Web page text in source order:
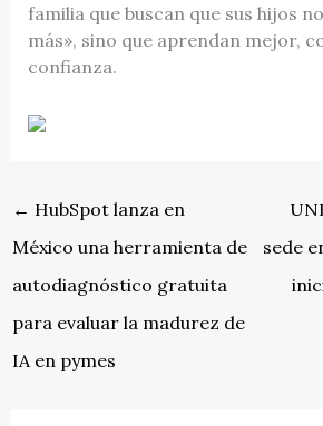
familia que buscan que sus hijos
más», sino que aprendan mejor,
confianza.
← HubSpot lanza en
México una herramienta de
autodiagnóstico gratuita
para evaluar la madurez de
IA en pymes
sede